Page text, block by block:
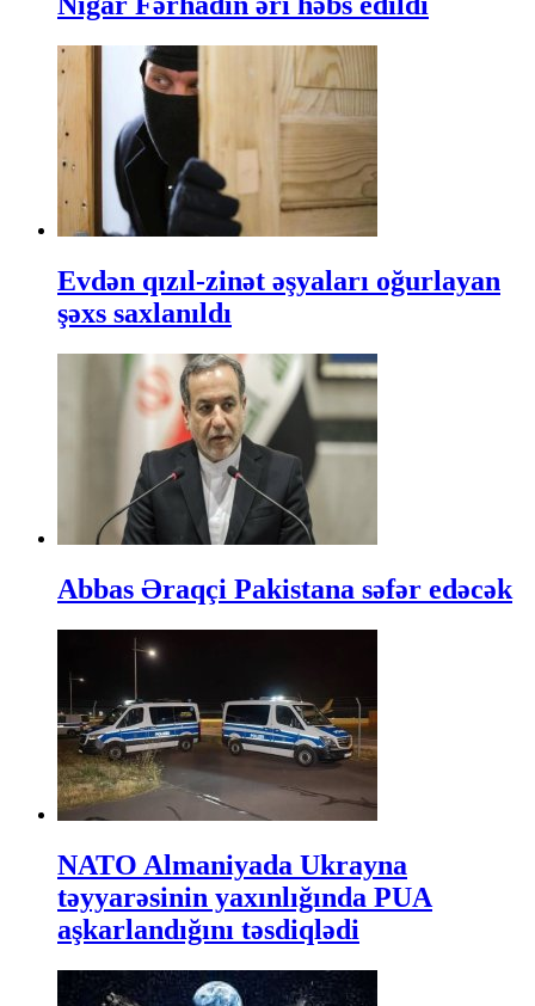
Evdən qızıl-zinət əşyaları oğurlayan
şəxs saxlanıldı
Abbas Əraqçi Pakistana səfər edəcək
NATO Almaniyada Ukrayna
təyyarəsinin yaxınlığında PUA
aşkarlandığını təsdiqlədi